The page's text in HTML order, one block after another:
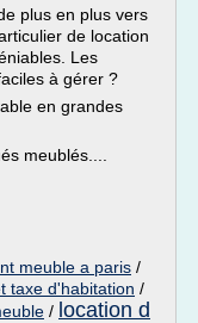
plus en plus vers
de location
Les
à gérer ?
en grandes
meublés....
meuble a paris /
taxe d'habitation /
/ location d